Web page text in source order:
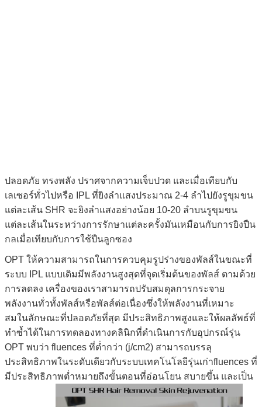
ปลอดภัย ทรงพลัง ปราศจากความเจ็บปวด และเมื่อเทียบกับ
เลเซอร์ทั่วไปหรือ IPL ที่ยิงลำแสงประมาณ 2-4 ลำไปยังรูขุมขน
แต่ละเส้น SHR จะยิงลำแสงอย่างน้อย 10-20 ลำบนรูขุมขน
แต่ละเส้นในระหว่างการรักษาแต่ละครั้งมันเหมือนกับการยิงปืน
กลเมื่อเทียบกับการใช้ปืนลูกซอง
OPT ให้ความสามารถในการควบคุมรูปร่างของพัลส์ในขณะที่
ระบบ IPL แบบเดิมมีพลังงานสูงสุดที่จุดเริ่มต้นของพัลส์ ตามด้วย
การลดลง เครื่องของเราสามารถปรับสมดุลการกระจาย
พลังงานทั่วทั้งพัลส์หรือพัลส์ต่อเนื่องซึ่งให้พลังงานที่เหมาะ
สมในลักษณะที่ปลอดภัยที่สุด มีประสิทธิภาพสูงและให้ผลลัพธ์ที่
ทำซ้ำได้ในการทดลองทางคลินิกที่ดำเนินการกับอุปกรณ์รุ่น
OPT พบว่า fluences ที่ต่ำกว่า (j/cm2) สามารถบรรลุ
ประสิทธิภาพในระดับเดียวกับระบบเทคโนโลยีรุ่นเก่าfluences ที่
มีประสิทธิภาพต่ำหมายถึงขั้นตอนที่อ่อนโยน สบายขึ้น และเป็น